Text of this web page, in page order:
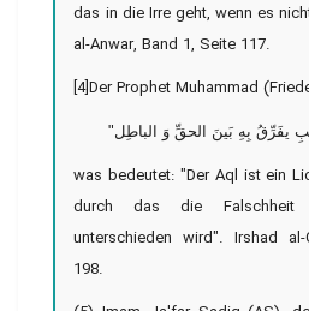
das in die Irre geht, wenn es
al-Anwar, Band 1, Seite 117.
[4]Der Prophet Muhammad
was bedeutet: "Der Aql ist ein
durch das die Falschheit
unterschieden wird". Irshad
198.